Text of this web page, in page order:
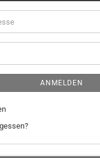
ANMELDEN